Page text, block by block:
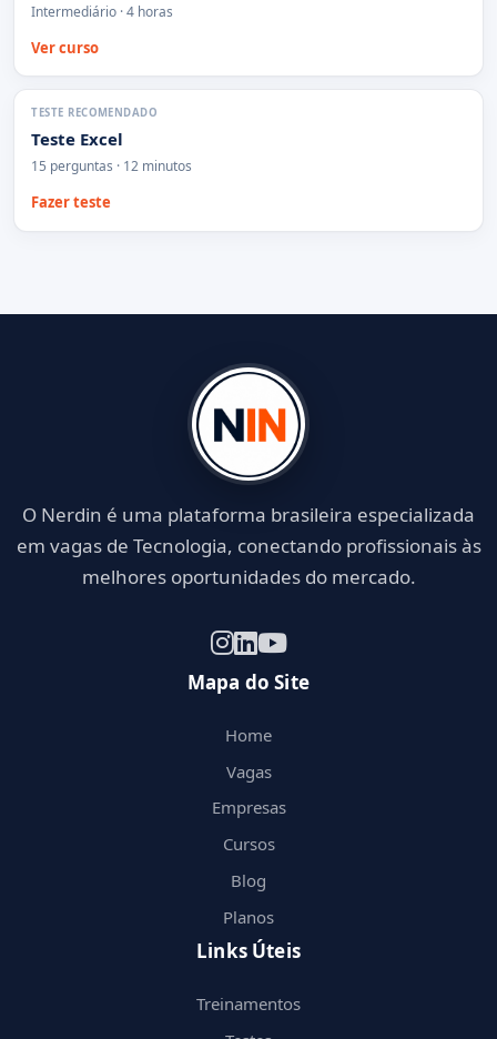
Intermediário · 4 horas
Ver curso
TESTE RECOMENDADO
Teste Excel
15 perguntas · 12 minutos
Fazer teste
O Nerdin é uma plataforma brasileira especializada
em vagas de Tecnologia, conectando profissionais às
melhores oportunidades do mercado.
Mapa do Site
Home
Vagas
Empresas
Cursos
Blog
Planos
Links Úteis
Treinamentos